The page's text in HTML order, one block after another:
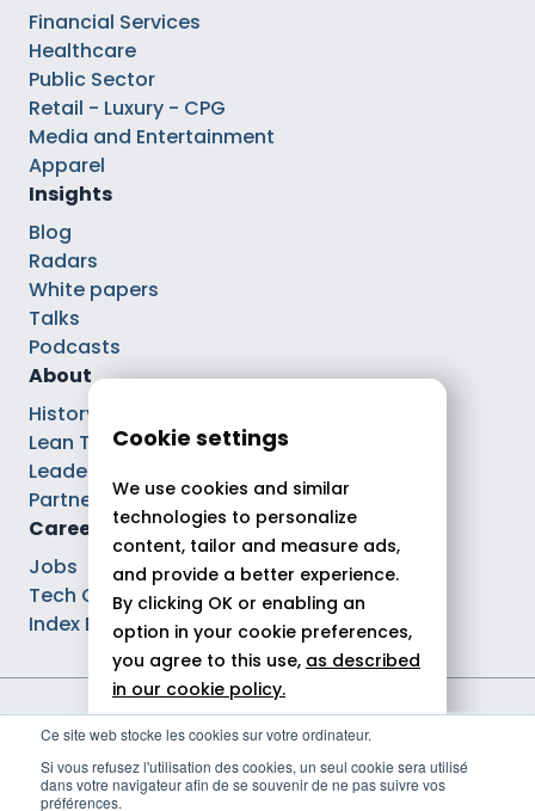
Ce site web stocke les cookies sur votre ordinateur.
Si vous refusez l'utilisation des cookies, un seul cookie sera utilisé
dans votre navigateur afin de se souvenir de ne pas suivre vos
préférences.
Financial Services
Healthcare
Public Sector
Retail - Luxury - CPG
Media and Entertainment
Apparel
Insights
Blog
Radars
White papers
Talks
Podcasts
About
History
Lean Tech®
Leaders
Partnerships
Careers
Jobs
Tech Careers
Index Ega Pro
Legal notices
Cookie policy
Politique de gestion des cookies
Cookie settings
We use cookies and similar
technologies to personalize
content, tailor and measure ads,
and provide a better experience.
By clicking OK or enabling an
option in your cookie preferences,
you agree to this use, as described
in our cookie policy.
Allow all